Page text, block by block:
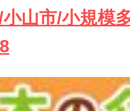
山市/小規模